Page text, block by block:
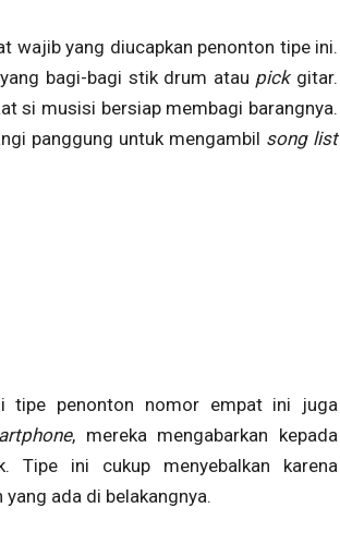
wajib yang diucapkan penonton tipe ini.
bagi-bagi stik drum atau pick gitar.
si musisi bersiap membagi barangnya.
panggung untuk mengambil song list
tipe penonton nomor empat ini juga
, mereka mengabarkan kepada
Tipe ini cukup menyebalkan karena
ada di belakangnya.